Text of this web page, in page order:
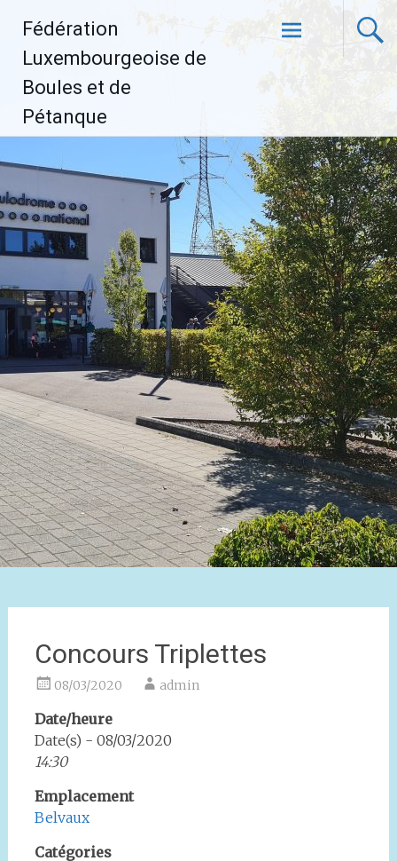
contenu
Fédération
Luxembourgeoise de
Boules et de
Pétanque
Concours Triplettes
08/03/2020 admin
Date/heure
Date(s) - 08/03/2020
14:30
Emplacement
Belvaux
Catégories